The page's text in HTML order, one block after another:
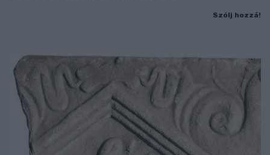
Szólj hozzá!